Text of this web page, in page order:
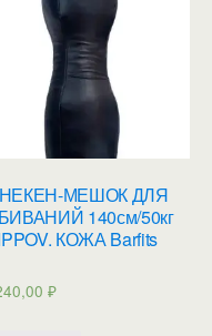
МЕШОК ДЛЯ
140см/50кг
КОЖА Barfits
₽